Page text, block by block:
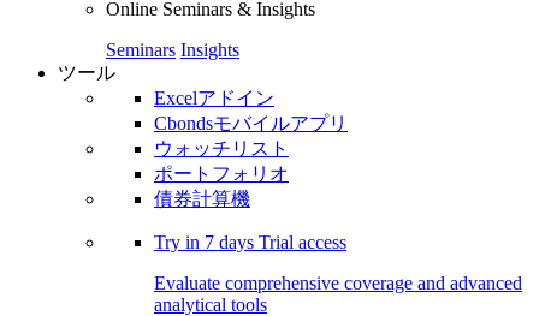
Online Seminars & Insights
Seminars Insights
ツール
Excelアドイン
Cbondsモバイルアプリ
ウォッチリスト
ポートフォリオ
債券計算機
Try in 7 days Trial access
Evaluate comprehensive coverage and advanced
analytical tools